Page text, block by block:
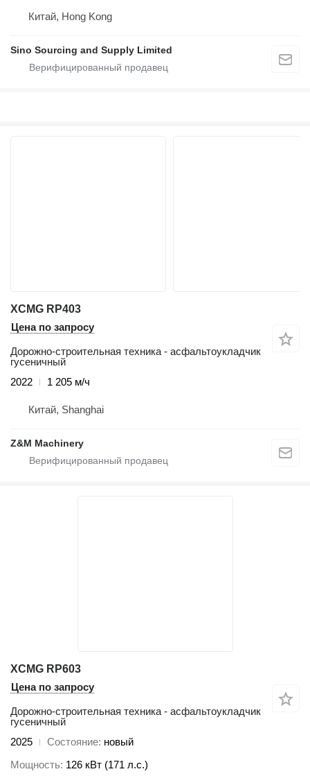
Китай, Hong Kong
Sino Sourcing and Supply Limited
XCMG RP403
Цена по запросу
Дорожно-строительная техника - асфальтоукладчик
гусеничный
2022
1 205 м/ч
Китай, Shanghai
Z&M Machinery
XCMG RP603
Цена по запросу
Дорожно-строительная техника - асфальтоукладчик
гусеничный
2025
Состояние новый
Мощность 126 кВт (171 л.с.)